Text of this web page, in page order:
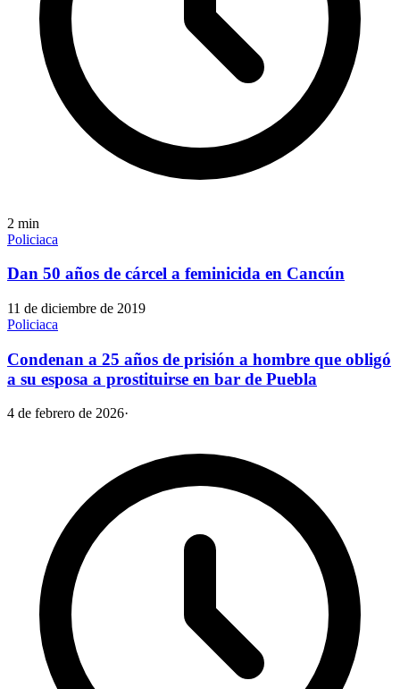
2 min
Policiaca
Dan 50 años de cárcel a feminicida en Cancún
11 de diciembre de 2019
Policiaca
Condenan a 25 años de prisión a hombre que obligó
a su esposa a prostituirse en bar de Puebla
4 de febrero de 2026·